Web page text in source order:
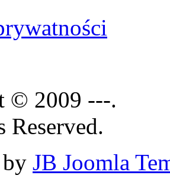
© 2009 ---.
JB Joomla